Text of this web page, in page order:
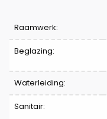
Raamwerk:
Beglazing:
Waterleiding:
Sanitair: